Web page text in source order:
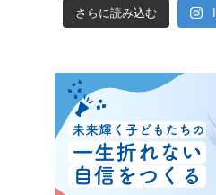
さらに読み込む